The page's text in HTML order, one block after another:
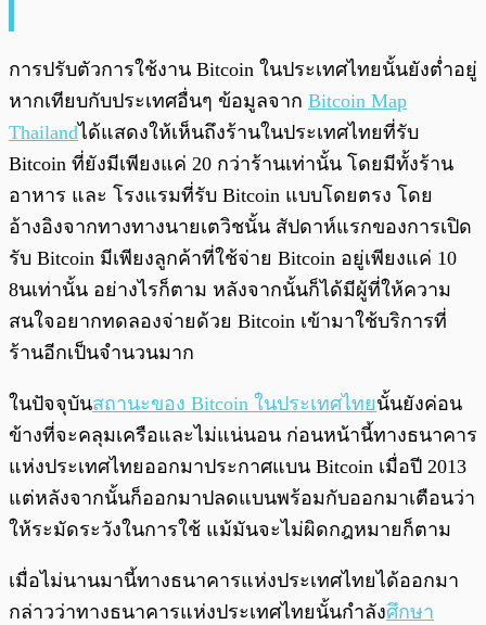
การปรับตัวการใช้งาน Bitcoin ในประเทศไทยนั้นยังต่ำอยู่
หากเทียบกับประเทศอื่นๆ ข้อมูลจาก Bitcoin Map
Thailandได้แสดงให้เห็นถึงร้านในประเทศไทยที่รับ
Bitcoin ที่ยังมีเพียงแค่ 20 กว่าร้านเท่านั้น โดยมีทั้งร้าน
อาหาร และ โรงแรมที่รับ Bitcoin แบบโดยตรง โดย
อ้างอิงจากทางทางนายเตวิชนั้น สัปดาห์แรกของการเปิด
รับ Bitcoin มีเพียงลูกค้าที่ใช้จ่าย Bitcoin อยู่เพียงแค่ 10
8นเท่านั้น อย่างไรก็ตาม หลังจากนั้นก็ได้มีผู้ที่ให้ความ
สนใจอยากทดลองจ่ายด้วย Bitcoin เข้ามาใช้บริการที่
ร้านอีกเป็นจำนวนมาก
ในปัจจุบันสถานะของ Bitcoin ในประเทศไทยนั้นยังค่อน
ข้างที่จะคลุมเครือและไม่แน่นอน ก่อนหน้านี้ทางธนาคาร
แห่งประเทศไทยออกมาประกาศแบน Bitcoin เมื่อปี 2013
แต่หลังจากนั้นก็ออกมาปลดแบนพร้อมกับออกมาเตือนว่า
ให้ระมัดระวังในการใช้ แม้มันจะไม่ผิดกฎหมายก็ตาม
เมื่อไม่นานมานี้ทางธนาคารแห่งประเทศไทยได้ออกมา
กล่าวว่าทางธนาคารแห่งประเทศไทยนั้นกำลังศึกษา